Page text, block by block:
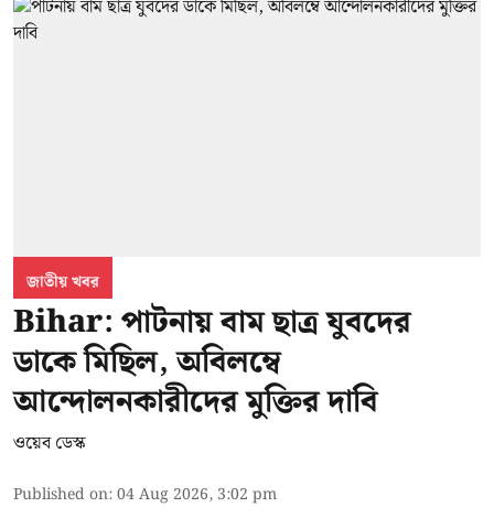
জাতীয় খবর
Bihar: পাটনায় বাম ছাত্র যুবদের
ডাকে মিছিল, অবিলম্বে
আন্দোলনকারীদের মুক্তির দাবি
ওয়েব ডেস্ক
Published on:04 Aug 2026, 3:02 pm